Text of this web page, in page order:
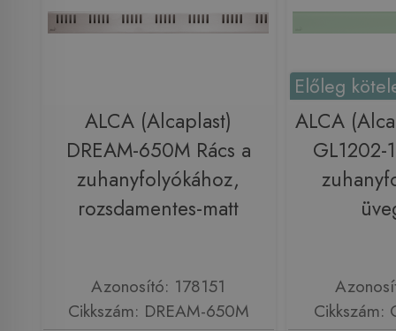
ALCA (Alcaplast)
DREAM-650M Rács a
zuhanyfolyókához,
rozsdamentes-matt
Azonosító: 178151
Cikkszám: DREAM-650M
Előleg
ALCA
GL1202-
Cikkszám: